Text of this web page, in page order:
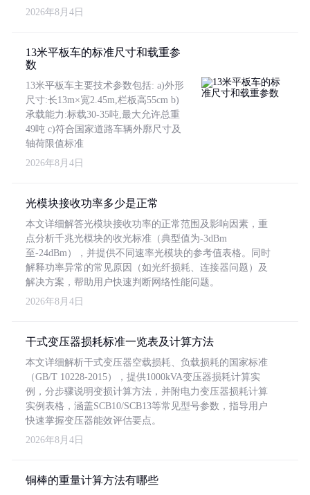
2026年8月4日
13米平板车的标准尺寸和载重参
数
13米平板车主要技术参数包括: a)外形
尺寸:长13m×宽2.45m,栏板高55cm b)
承载能力:标载30-35吨,最大允许总重
49吨 c)符合国家道路车辆外廓尺寸及
轴荷限值标准
2026年8月4日
光模块接收功率多少是正常
本文详细解答光模块接收功率的正常范围及影响因素，重
点分析千兆光模块的收光标准（典型值为-3dBm
至-24dBm），并提供不同速率光模块的参考值表格。同时
解释功率异常的常见原因（如光纤损耗、连接器问题）及
解决方案，帮助用户快速判断网络性能问题。
2026年8月4日
干式变压器损耗标准一览表及计算方法
本文详细解析干式变压器空载损耗、负载损耗的国家标准
（GB/T 10228-2015），提供1000kVA变压器损耗计算实
例，分步骤说明变损计算方法，并附电力变压器损耗计算
实例表格，涵盖SCB10/SCB13等常见型号参数，指导用户
快速掌握变压器能效评估要点。
2026年8月4日
铜棒的重量计算方法有哪些